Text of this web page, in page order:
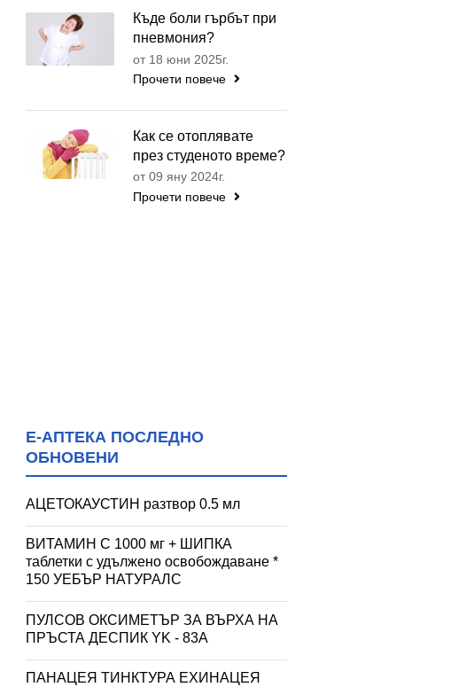
Къде боли гърбът при
пневмония?
от 18 юни 2025г.
Прочети повече
Как се отоплявате
през студеното време?
от 09 яну 2024г.
Прочети повече
Е-АПТЕКА ПОСЛЕДНО
ОБНОВЕНИ
АЦЕТОКАУСТИН разтвор 0.5 мл
ВИТАМИН С 1000 мг + ШИПКА
таблетки с удължено освобождаване *
150 УЕБЪР НАТУРАЛС
ПУЛСОВ ОКСИМЕТЪР ЗА ВЪРХА НА
ПРЪСТА ДЕСПИК YK - 83A
ПАНАЦЕЯ ТИНКТУРА ЕХИНАЦЕЯ